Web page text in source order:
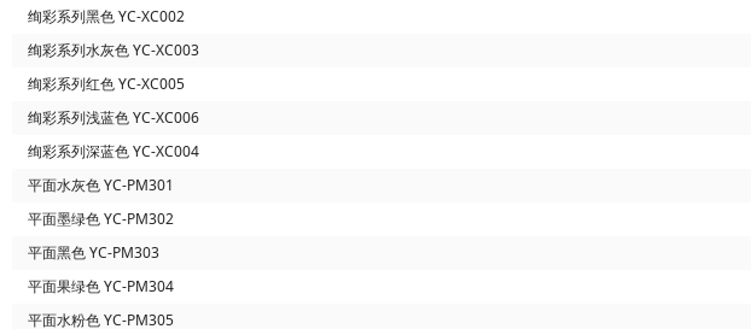
绚彩系列黑色 YC-XC002
绚彩系列水灰色 YC-XC003
绚彩系列红色 YC-XC005
绚彩系列浅蓝色 YC-XC006
绚彩系列深蓝色 YC-XC004
平面水灰色 YC-PM301
平面墨绿色 YC-PM302
平面黑色 YC-PM303
平面果绿色 YC-PM304
平面水粉色 YC-PM305